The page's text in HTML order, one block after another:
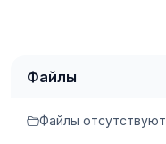
Файлы
Файлы отсутствуют